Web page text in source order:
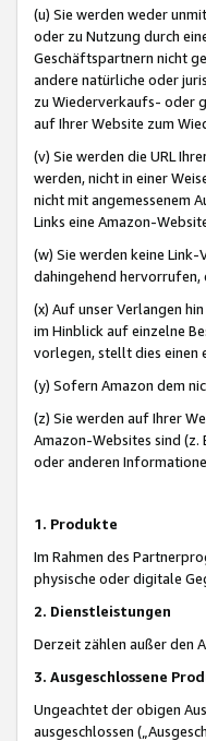
(u) Sie werden weder
oder zu Nutzung durch
Geschäftspartnern nicht
andere natürliche oder
zu Wiederverkaufs- oder
auf Ihrer Website zum
(v) Sie werden die URL
werden, nicht in einer
nicht mit angemessenem
Links eine Amazon-
(w) Sie werden keine
dahingehend hervorrufen,
(x) Auf unser Verlangen
im Hinblick auf einzelne
vorlegen, stellt dies einen
(y) Sofern Amazon dem
(z) Sie werden auf Ihrer
Amazon-Websites sind (z.
oder anderen
1. Produkte
Im Rahmen des
physische oder digitale
2. Dienstleistungen
Derzeit zählen außer den
3. Ausgeschlossene
Ungeachtet der obigen
ausgeschlossen